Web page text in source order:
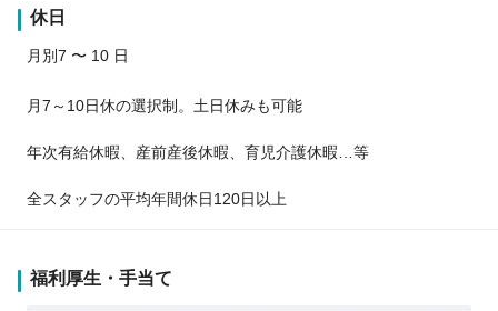
休日
月別7 〜 10 日
月7～10日休の選択制。土日休みも可能
年次有給休暇、産前産後休暇、育児介護休暇…等
全スタッフの平均年間休日120日以上
福利厚生・手当て